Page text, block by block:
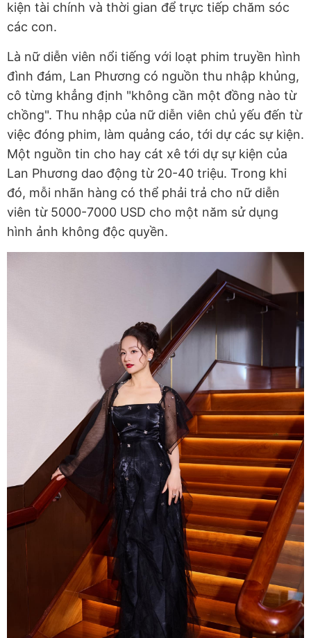
kiện tài chính và thời gian để trực tiếp chăm sóc
các con.
Là nữ diễn viên nổi tiếng với loạt phim truyền hình
đình đám, Lan Phương có nguồn thu nhập khủng,
cô từng khẳng định "không cần một đồng nào từ
chồng". Thu nhập của nữ diễn viên chủ yếu đến từ
việc đóng phim, làm quảng cáo, tới dự các sự kiện.
Một nguồn tin cho hay cát xê tới dự sự kiện của
Lan Phương dao động từ 20-40 triệu. Trong khi
đó, mỗi nhãn hàng có thể phải trả cho nữ diễn
viên từ 5000-7000 USD cho một năm sử dụng
hình ảnh không độc quyền.